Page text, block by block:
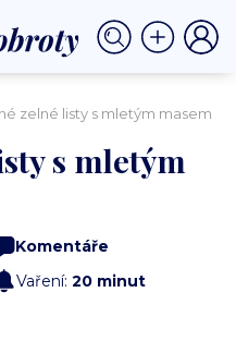
zelné listy s mletým masem
s mletým
Komentáře
Vaření: 20 minut